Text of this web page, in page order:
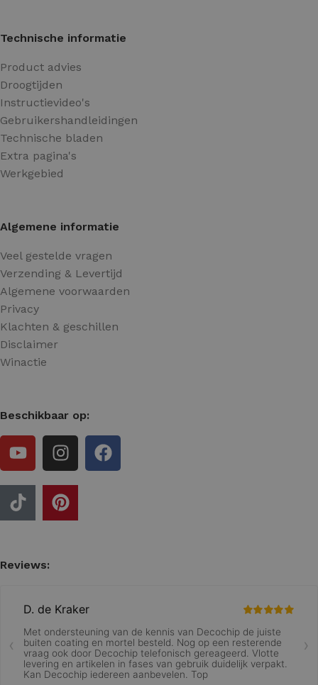
Technische informatie
Product advies
Droogtijden
Instructievideo's
Gebruikershandleidingen
Technische bladen
Extra pagina's
Werkgebied
Algemene informatie
Veel gestelde vragen
Verzending & Levertijd
Algemene voorwaarden
Privacy
Klachten & geschillen
Disclaimer
Winactie
Beschikbaar op:
Reviews: